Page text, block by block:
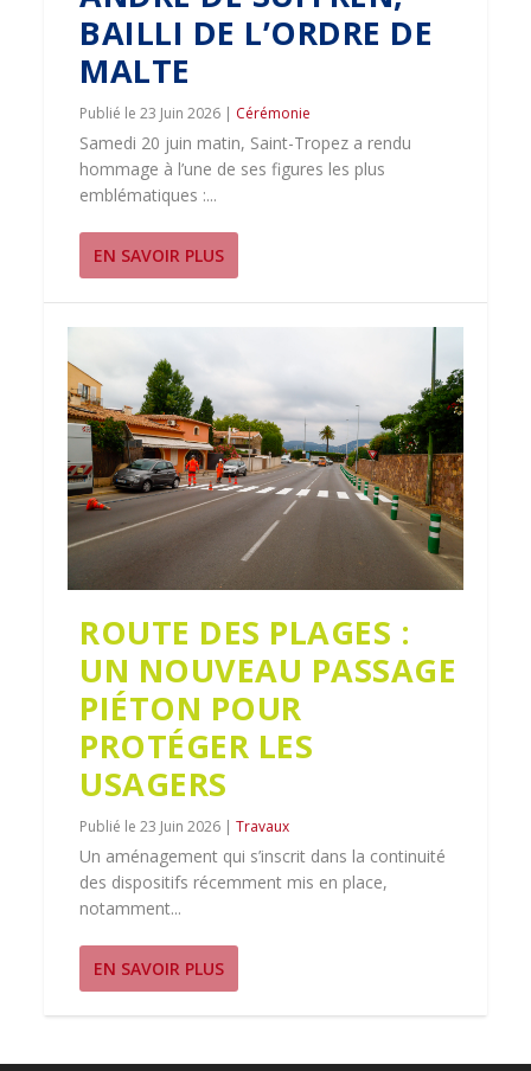
BAILLI DE L’ORDRE DE
MALTE
23 Juin 2026 | Cérémonie
Samedi 20 juin matin, Saint-Tropez a rendu
hommage à l’une de ses figures les plus
emblématiques :...
EN SAVOIR PLUS
ROUTE DES PLAGES :
UN NOUVEAU PASSAGE
PIÉTON POUR
PROTÉGER LES
USAGERS
23 Juin 2026 |Travaux
Un aménagement qui s’inscrit dans la continuité
des dispositifs récemment mis en place,
notamment...
EN SAVOIR PLUS